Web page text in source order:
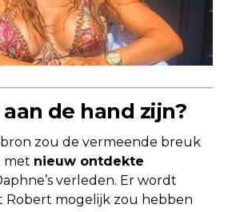
de hand zijn?
zou de vermeende breuk
met nieuw ontdekte
verleden. Er wordt
Robert mogelijk zou hebben